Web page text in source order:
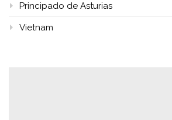
Principado de Asturias
Vietnam